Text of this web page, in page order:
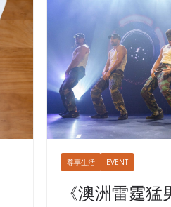
尊享生活 EVENT
《澳洲雷霆猛